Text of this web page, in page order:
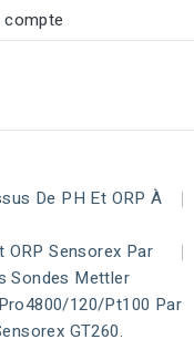
compte
De PH Et ORP À
ORP Sensorex Par
Sondes Mettler
120/Pt100 Par
GT260.